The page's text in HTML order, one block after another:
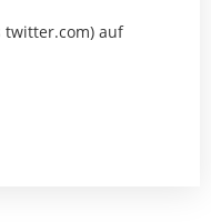
twitter.com) auf